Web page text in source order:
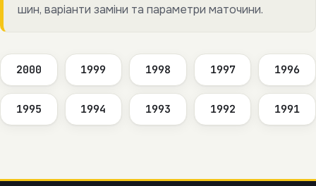
шин, варіанти заміни та параметри маточини.
2000 1999 1998 1997 1996
1995 1994 1993 1992 1991